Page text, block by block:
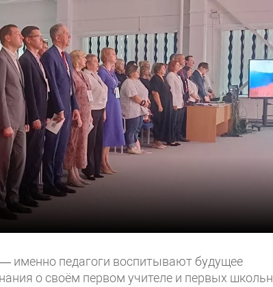
именно педагоги воспитывают будущее
о своём первом учителе и первых